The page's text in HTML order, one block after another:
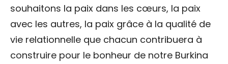
souhaitons la paix dans les cœurs, la paix
avec les autres, la paix grâce à la qualité de
vie relationnelle que chacun contribuera à
construire pour le bonheur de notre Burkina